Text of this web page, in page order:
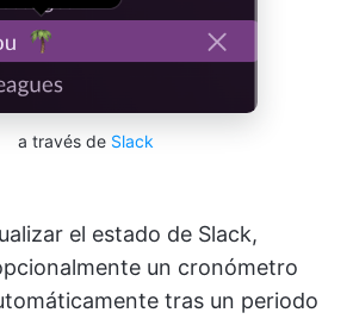
a través de Slack
el estado de Slack,
un cronómetro
tras un periodo